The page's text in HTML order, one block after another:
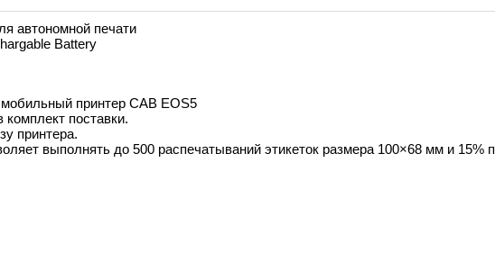
автономной печати
Battery
принтер CAB EOS5
комплект поставки.
принтера.
выполнять до 500 распечатываний этикеток размера 100×68 мм и 15%